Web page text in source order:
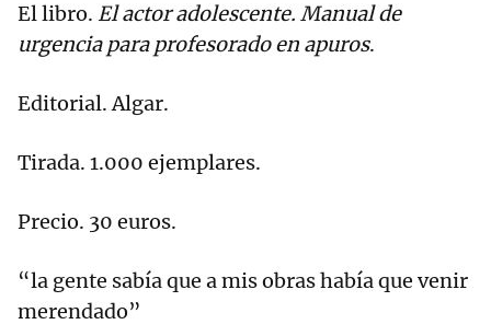
El libro. El actor adolescente. Manual de
urgencia para profesorado en apuros.
Editorial. Algar.
Tirada. 1.000 ejemplares.
Precio. 30 euros.
“la gente sabía que a mis obras había que venir
merendado”